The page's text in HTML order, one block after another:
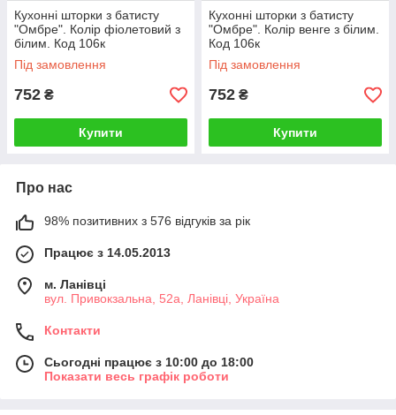
Кухонні шторки з батисту
"Омбре". Колір фіолетовий з
білим. Код 106к
Під замовлення
752 ₴
Купити
Кухонні шторки з батисту
"Омбре". Колір венге з білим.
Код 106к
Під замовлення
752 ₴
Купити
Про нас
98% позитивних з 576 відгуків за рік
Працює з 14.05.2013
м. Ланівці
вул. Привокзальна, 52а, Ланівці, Україна
Контакти
Сьогодні працює з 10:00 до 18:00
Показати весь графік роботи